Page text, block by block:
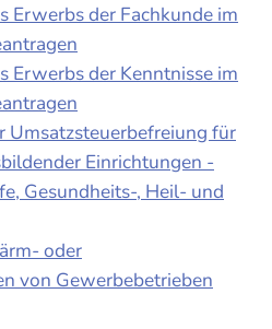
Erwerbs der Fachkunde im
Erwerbs der Kenntnisse im
Umsatzsteuerbefreiung für
Einrichtungen -
Gesundheits-, Heil- und
oder
von Gewerbebetrieben